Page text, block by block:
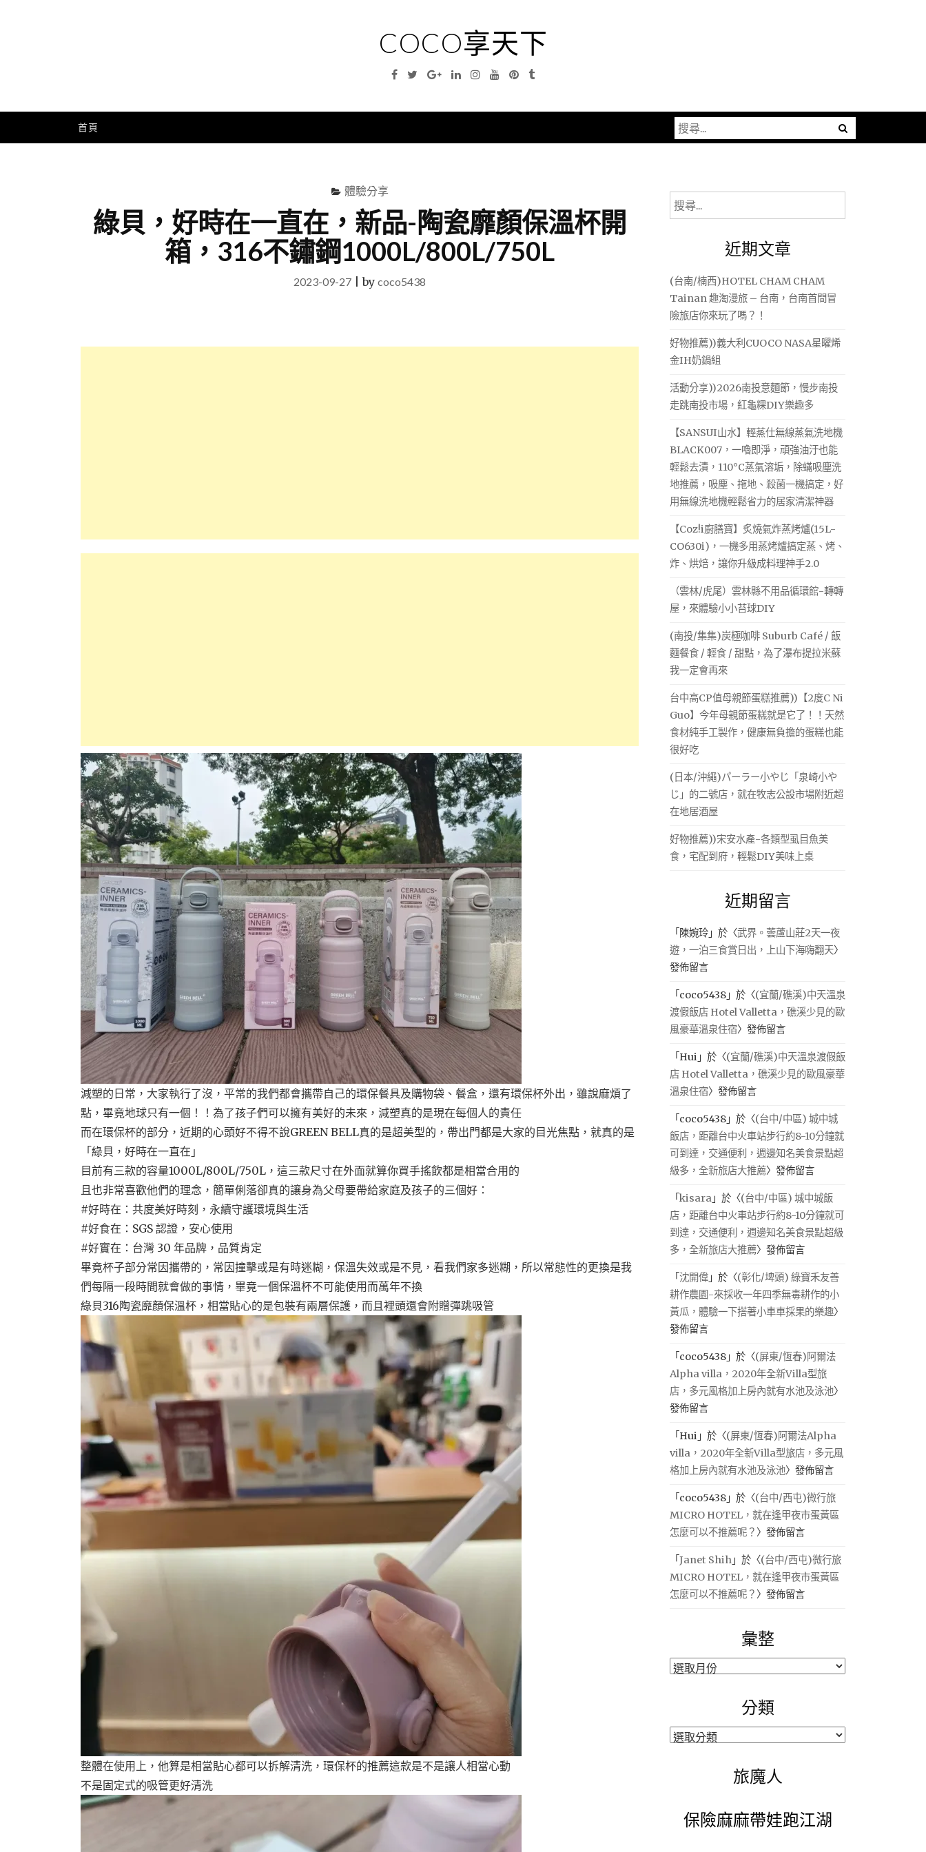
COCO享天下
Facebook
TwitterGoogleLinkedinInstagramYouTubePinterest
Tumblr
首頁
搜
尋
字:
體驗分享
綠貝，好時在一直在，新品-陶瓷靡顏保溫杯開
箱，316不鏽鋼1000L/800L/750L
2023-09-27 |by coco5438
減塑的日常，大家執行了沒，平常的我們都會攜帶自己的環保餐具及購物袋、餐盒，還有環保杯外出，雖說麻煩了
點，畢竟地球只有一個！！為了孩子們可以擁有美好的未來，減塑真的是現在每個人的責任
而在環保杯的部分，近期的心頭好不得不說GREEN BELL真的是超美型的，帶出門都是大家的目光焦點，就真的是
「綠貝，好時在一直在」
目前有三款的容量1000L/800L/750L，這三款尺寸在外面就算你買手搖飲都是相當合用的
且也非常喜歡他們的理念，簡單俐落卻真的讓身為父母要帶給家庭及孩子的三個好：
#好時在：共度美好時刻，永續守護環境與生活
#好食在：SGS 認證，安心使用
#好實在：台灣 30 年品牌，品質肯定
畢竟杯子部分常因攜帶的，常因撞擊或是有時迷糊，保溫失效或是不見，看我們家多迷糊，所以常態性的更換是我
們每隔一段時間就會做的事情，畢竟一個保溫杯不可能使用而萬年不換
綠貝316陶瓷靡顏保溫杯，相當貼心的是包裝有兩層保護，而且裡頭還會附贈彈跳吸管
整體在使用上，他算是相當貼心都可以拆解清洗，環保杯的推薦這款是不是讓人相當心動
不是固定式的吸管更好清洗
搜
尋
近期文章
(台南/楠西)HOTEL CHAM CHAM
Tainan 趣淘漫旅 – 台南，台南首間冒
險旅店你來玩了嗎？！
好物推薦))義大利CUOCO NASA星曜烯
金IH奶鍋組
活動分享))2026南投意麵節，慢步南投
走跳南投市場，紅龜粿DIY樂趣多
【SANSUI山水】輕蒸仕無線蒸氣洗地機
BLACK007，一嚕即淨，頑強油汙也能
輕鬆去漬，110°C蒸氣溶垢，除蟎吸塵洗
地推薦，吸塵、拖地、殺菌一機搞定，好
用無線洗地機輕鬆省力的居家清潔神器
【Coz!i廚膳寶】炙燒氣炸蒸烤爐(15L-
CO630i)，一機多用蒸烤爐搞定蒸、烤、
炸、烘焙，讓你升級成料理神手2.0
（雲林/虎尾）雲林縣不用品循環館-轉轉
屋，來體驗小小苔球DIY
(南投/集集)炭極咖啡 Suburb Café / 飯
麵餐食 / 輕食 / 甜點，為了瀑布提拉米蘇
我一定會再來
台中高CP值母親節蛋糕推薦))【2度C Ni
Guo】今年母親節蛋糕就是它了！！天然
食材純手工製作，健康無負擔的蛋糕也能
很好吃
(日本/沖繩)パーラー小やじ「泉崎小や
じ」的二號店，就在牧志公設市場附近超
在地居酒屋
好物推薦))宋安水產-各類型虱目魚美
食，宅配到府，輕鬆DIY美味上桌
近期留言
「 陳婉玲 」於〈武界。蕓蘆山莊2天一夜
遊，一泊三食賞日出，上山下海嗨翻天〉
發佈留言
「 coco5438 」於〈(宜蘭/礁溪)中天溫泉
渡假飯店 Hotel Valletta，礁溪少見的歐
風豪華溫泉住宿〉發佈留言
「Hui 」於〈(宜蘭/礁溪)中天溫泉渡假飯
店 Hotel Valletta，礁溪少見的歐風豪華
溫泉住宿〉發佈留言
「 coco5438 」於〈(台中/中區) 城中城
飯店，距離台中火車站步行約8-10分鐘就
可到達，交通便利，週邊知名美食景點超
級多，全新旅店大推薦〉發佈留言
「kisara 」於〈(台中/中區) 城中城飯
店，距離台中火車站步行約8-10分鐘就可
到達，交通便利，週邊知名美食景點超級
多，全新旅店大推薦〉發佈留言
「沈開偉 」於〈(彰化/埤頭) 綠寶禾友善
耕作農園-來採收一年四季無毒耕作的小
黃瓜，體驗一下搭著小車車採果的樂趣〉
發佈留言
「 coco5438 」於〈(屏東/恆春)阿爾法
Alpha villa，2020年全新Villa型旅
店，多元風格加上房內就有水池及泳池〉
發佈留言
「Hui 」於〈(屏東/恆春)阿爾法Alpha
villa，2020年全新Villa型旅店，多元風
格加上房內就有水池及泳池〉發佈留言
「 coco5438 」於〈(台中/西屯)微行旅
MICRO HOTEL，就在逢甲夜市蛋黃區
怎麼可以不推薦呢？ 〉發佈留言
「Janet Shih 」於〈(台中/西屯)微行旅
MICRO HOTEL，就在逢甲夜市蛋黃區
怎麼可以不推薦呢？ 〉發佈留言
彙整
彙
分類
分
旅魔人
保險麻麻帶娃跑江湖